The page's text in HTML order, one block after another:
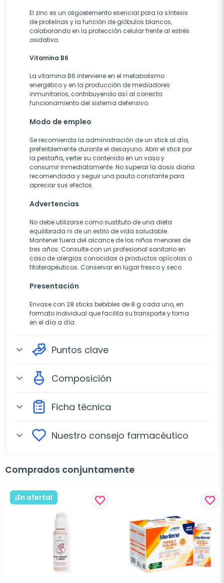
El zinc es un oligoelemento esencial para la síntesis
de proteínas y la función de glóbulos blancos,
colaborando en la protección celular frente al estrés
oxidativo.
Vitamina B6
La vitamina B6 interviene en el metabolismo
energético y en la producción de mediadores
inmunitarios, contribuyendo así al correcto
funcionamiento del sistema defensivo.
Modo de empleo
Se recomienda la administración de un stick al día,
preferiblemente durante el desayuno. Abrir el stick por
la pestaña, verter su contenido en un vaso y
consumir inmediatamente. No superar la dosis diaria
recomendada y seguir una pauta constante para
apreciar sus efectos.
Advertencias
No debe utilizarse como sustituto de una dieta
equilibrada ni de un estilo de vida saludable.
Mantener fuera del alcance de los niños menores de
tres años. Consulte con un profesional sanitario en
caso de alergias conocidas a productos apícolas o
fitoterapéuticos. Conservar en lugar fresco y seco.
Presentación
Envase con 28 sticks bebibles de 8 g cada uno, en
formato individual que facilita su transporte y toma
en el día a día.
expand_more Puntos clave
expand_more Composición
expand_more Ficha técnica
expand_more Nuestro consejo farmacéutico
Comprados conjuntamente
¡En oferta! favorite_border favorite_border